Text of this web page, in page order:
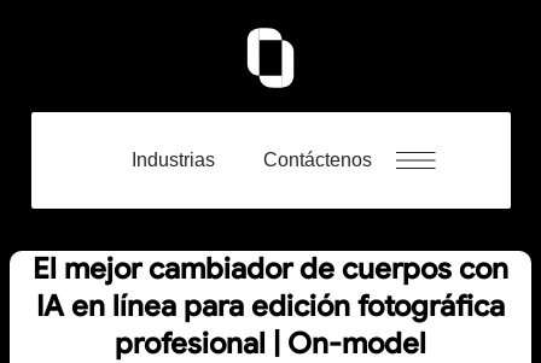
Industrias Contáctenos
El mejor cambiador de cuerpos con
IA en línea para edición fotográfica
profesional | On-model